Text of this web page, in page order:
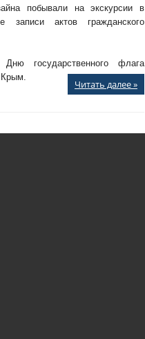
побывали на экскурсии в
записи актов гражданского
государственного флага
Крым.
Читать далее »